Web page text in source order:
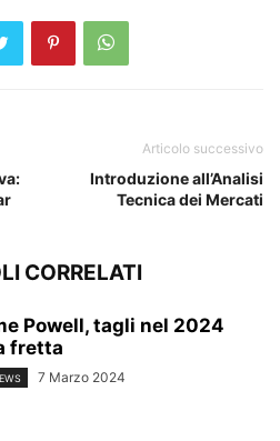
Articolo successivo
Introduzione all’Analisi
Tecnica dei Mercati
CORRELATI
Powell, tagli nel 2024
fretta
7 Marzo 2024